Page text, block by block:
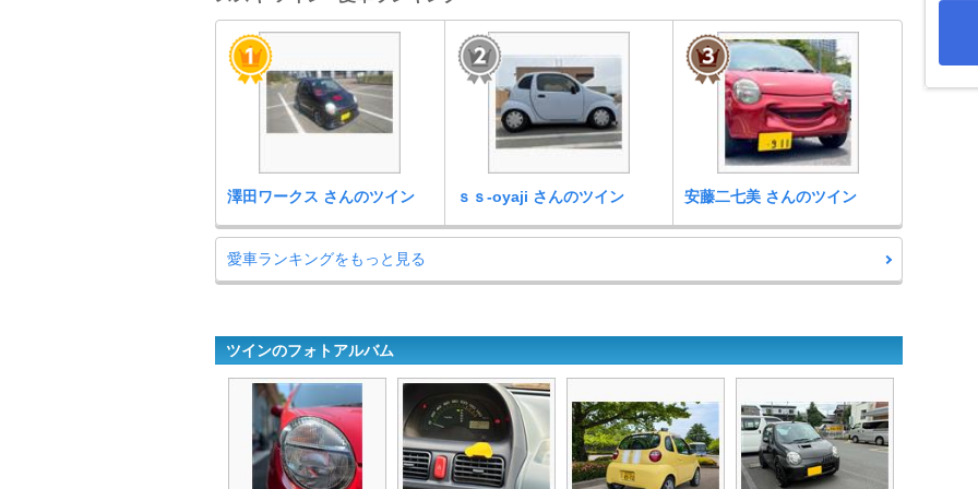
澤田ワークス さんのツイン ｓｓ-oyaji さんのツイン 安藤二七美 さんのツイン
愛車ランキングをもっと見る
ツインのフォトアルバム